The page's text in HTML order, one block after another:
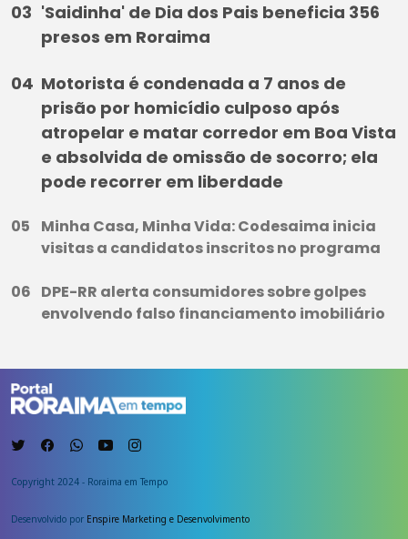
'Saidinha' de Dia dos Pais beneficia 356
presos em Roraima
Motorista é condenada a 7 anos de
prisão por homicídio culposo após
atropelar e matar corredor em Boa Vista
e absolvida de omissão de socorro; ela
pode recorrer em liberdade
Minha Casa, Minha Vida: Codesaima inicia
visitas a candidatos inscritos no programa
DPE-RR alerta consumidores sobre golpes
envolvendo falso financiamento imobiliário
Copyright 2024 - Roraima em Tempo
Desenvolvido por Enspire Marketing e Desenvolvimento